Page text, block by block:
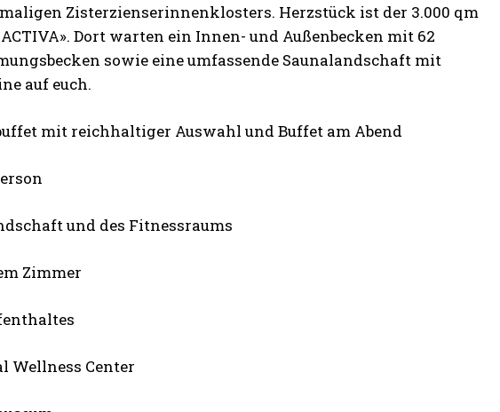
Zisterzienserinnenklosters. Herzstück ist der 3.000 qm
Dort warten ein Innen- und Außenbecken mit 62
sowie eine umfassende Saunalandschaft mit
auf euch.
mit reichhaltiger Auswahl und Buffet am Abend
und des Fitnessraums
Zimmer
Wellness Center